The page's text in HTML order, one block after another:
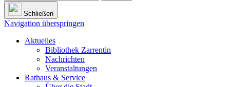
Schließen
Navigation überspringen
Aktuelles
Bibliothek Zarrentin
Nachrichten
Veranstaltungen
Rathaus & Service